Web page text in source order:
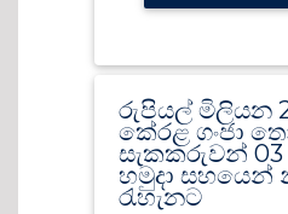
රුපියල් මිලියන
කේරළ ගංජා
සැකකරුවන්
හමුදා සහයෙන්
රැහැනට